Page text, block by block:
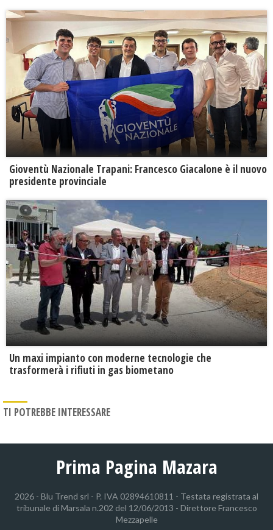
Gioventù Nazionale Trapani: Francesco Giacalone è il nuovo
presidente provinciale
Un maxi impianto con moderne tecnologie che
trasformerà i rifiuti in gas biometano
TI POTREBBE INTERESSARE
Prima Pagina Mazara
2026 - Blu Trend srl - P. IVA 02894610811 - Testata registrata al
tribunale di Marsala n.202 del 12/06/2013 - Direttore Francesco
Mezzapelle